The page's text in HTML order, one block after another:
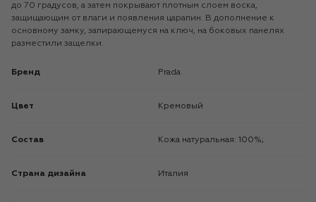
до 70 градусов, а затем покрывают плотным слоем воска,
защищающим от влаги и появления царапин. В дополнение к
основному замку, запирающемуся на ключ, на боковых панелях
разместили защелки.
Бренд Prada
Цвет Кремовый
Состав Кожа натуральная: 100%;
Страна дизайна Италия